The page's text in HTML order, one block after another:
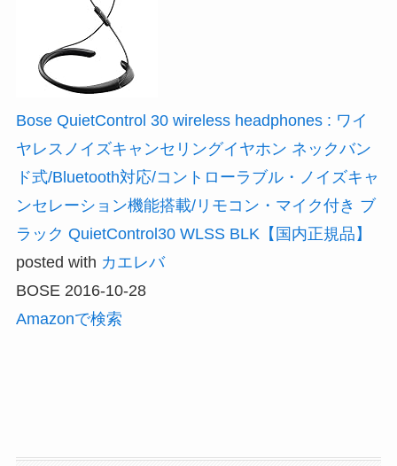
Bose QuietControl 30 wireless headphones : ワイ
ヤレスノイズキャンセリングイヤホン ネックバン
ド式/Bluetooth対応/コントローラブル・ノイズキャ
ンセレーション機能搭載/リモコン・マイク付き ブ
ラック QuietControl30 WLSS BLK【国内正規品】
posted with カエレバ
BOSE 2016-10-28
Amazonで検索